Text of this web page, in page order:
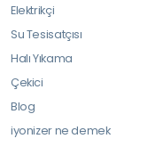
Elektrikçi
Su Tesisatçısı
Halı Yıkama
Çekici
Blog
iyonizer ne demek